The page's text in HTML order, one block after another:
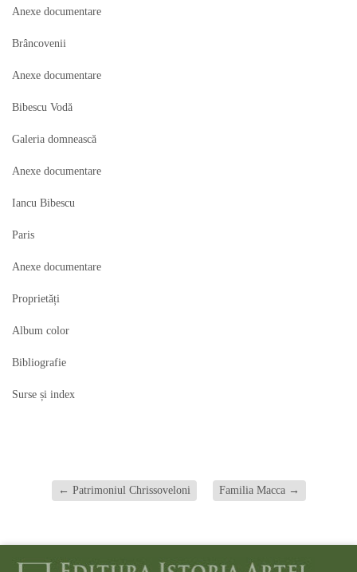
Anexe documentare
Brâncovenii
Anexe documentare
Bibescu Vodă
Galeria domnească
Anexe documentare
Iancu Bibescu
Paris
Anexe documentare
Proprietăți
Album color
Bibliografie
Surse și index
← Patrimoniul Chrissoveloni Familia Macca →